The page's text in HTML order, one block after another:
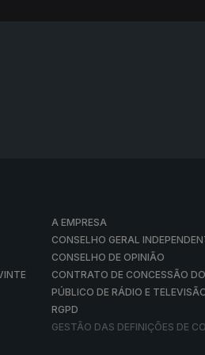
A EMPRESA
CONSELHO GERAL
CONSELHO DE OPINIÃO
CONTRATO DE CONCESSÃO
PÚBLICO DE RÁDIO E
RGPD
GESTÃO DAS DEFINIÇÕES DE